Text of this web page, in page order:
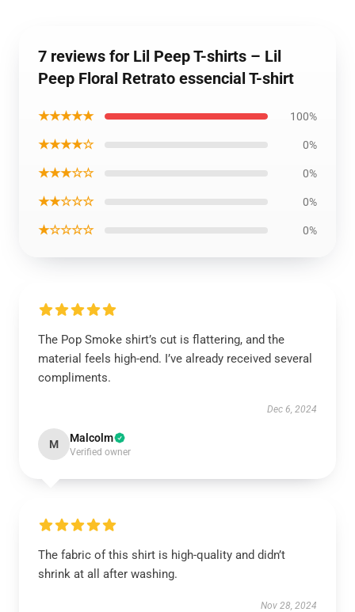
7 reviews for Lil Peep T-shirts – Lil
Peep Floral Retrato essencial T-shirt
★★★★★ 100%
★★★★☆ 0%
★★★☆☆ 0%
★★☆☆☆ 0%
★☆☆☆☆ 0%
The Pop Smoke shirt’s cut is flattering, and the
material feels high-end. I’ve already received several
compliments.
Dec 6, 2024
M Malcolm
Verified owner
The fabric of this shirt is high-quality and didn’t
shrink at all after washing.
Nov 28, 2024